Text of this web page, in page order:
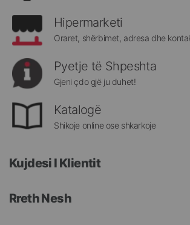
Hipermarketi
Oraret, shërbimet, adresa dhe
Pyetje të Shpeshta
Gjeni çdo gjë ju duhet!
Katalogë
Shikoje online ose shkarkoje
Kujdesi I Klientit
Rreth Nesh